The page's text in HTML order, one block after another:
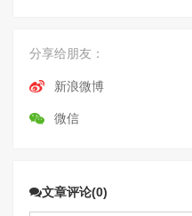
分享给朋友：
新浪微博
微信
文章评论(0)